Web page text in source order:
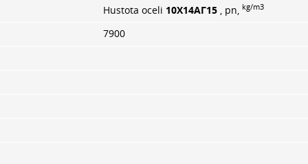
Hustota oceli 10Х14АГ15 , pn, kg/m3
7900